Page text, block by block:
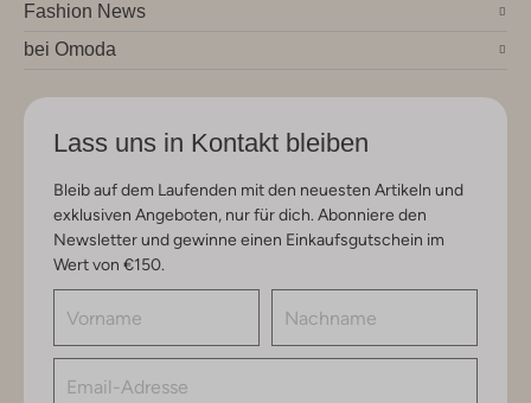
Fashion News
bei Omoda
Lass uns in Kontakt bleiben
Bleib auf dem Laufenden mit den neuesten Artikeln und
exklusiven Angeboten, nur für dich. Abonniere den
Newsletter und gewinne einen Einkaufsgutschein im
Wert von €150.